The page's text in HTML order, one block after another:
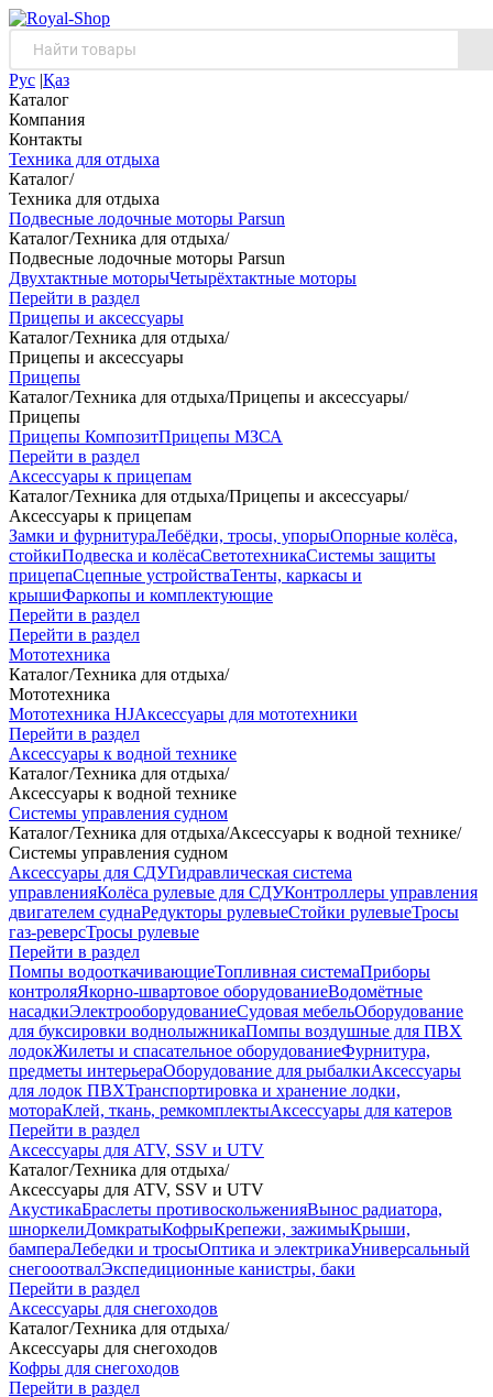
Рус |Қаз
Каталог
Компания
Контакты
Техника для отдыха
Каталог/
Техника для отдыха
Подвесные лодочные моторы Parsun
Каталог/Техника для отдыха/
Подвесные лодочные моторы Parsun
Двухтактные моторыЧетырёхтактные моторы
Перейти в раздел
Прицепы и аксессуары
Каталог/Техника для отдыха/
Прицепы и аксессуары
Прицепы
Каталог/Техника для отдыха/Прицепы и аксессуары/
Прицепы
Прицепы КомпозитПрицепы МЗСА
Перейти в раздел
Аксессуары к прицепам
Каталог/Техника для отдыха/Прицепы и аксессуары/
Аксессуары к прицепам
Замки и фурнитураЛебёдки, тросы, упорыОпорные колёса,
стойкиПодвеска и колёсаСветотехникаСистемы защиты
прицепаСцепные устройстваТенты, каркасы и
крышиФаркопы и комплектующие
Перейти в раздел
Перейти в раздел
Мототехника
Каталог/Техника для отдыха/
Мототехника
Мототехника HJАксессуары для мототехники
Перейти в раздел
Аксессуары к водной технике
Каталог/Техника для отдыха/
Аксессуары к водной технике
Системы управления судном
Каталог/Техника для отдыха/Аксессуары к водной технике/
Системы управления судном
Аксессуары для СДУГидравлическая система
управленияКолёса рулевые для СДУКонтроллеры управления
двигателем суднаРедукторы рулевыеСтойки рулевыеТросы
газ-реверсТросы рулевые
Перейти в раздел
Помпы водооткачивающиеТопливная системаПриборы
контроляЯкорно-швартовое оборудованиеВодомётные
насадкиЭлектрооборудованиеСудовая мебельОборудование
для буксировки воднолыжникаПомпы воздушные для ПВХ
лодокЖилеты и спасательное оборудованиеФурнитура,
предметы интерьераОборудование для рыбалкиАксессуары
для лодок ПВХТранспортировка и хранение лодки,
мотораКлей, ткань, ремкомплектыАксессуары для катеров
Перейти в раздел
Аксессуары для ATV, SSV и UTV
Каталог/Техника для отдыха/
Аксессуары для ATV, SSV и UTV
АкустикаБраслеты противоскольженияВынос радиатора,
шноркелиДомкратыКофрыКрепежи, зажимыКрыши,
бампераЛебедки и тросыОптика и электрикаУниверсальный
снегооотвалЭкспедиционные канистры, баки
Перейти в раздел
Аксессуары для снегоходов
Каталог/Техника для отдыха/
Аксессуары для снегоходов
Кофры для снегоходов
Перейти в раздел